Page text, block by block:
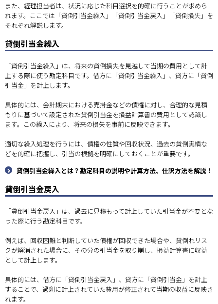
また、経理担当者は、状況に応じた科目選択を的確に行うことが求めら
れます。ここでは「貸倒引当金繰入」「貸倒引当金戻入」「貸倒損失」を
それぞれ解説します。
貸倒引当金繰入
「貸倒引当金繰入」は、将来の貸倒損失を見越して当期の費用として計
上する際に使う勘定科目です。借方に「貸倒引当金繰入」、貸方に「貸倒
引当金」を計上します。
具体的には、会計期末における売掛金などの債権に対し、合理的な見積
もりに基づいて設定された貸倒引当金を損益計算書の費用として認識し
ます。この繰入により、将来の損失を事前に反映できます。
適切な繰入処理を行うには、債権の性質や回収状況、過去の貸倒実績な
どを的確に把握し、引当の根拠を明確にしておくことが重要です。
貸倒引当金繰入とは？勘定科目の説明や計算方法、仕訳方法を解説！
貸倒引当金戻入
「貸倒引当金戻入」は、過去に見積もって計上していた引当金が不要とな
った際に行う勘定科目です。
例えば、回収困難と判断していた債権が回収できた場合や、貸倒れリス
クが解消された場合に、その分の引当金を取り崩し、損益計算書に収益
として計上します。
具体的には、借方に「貸倒引当金戻入」、貸方に「貸倒引当金」を計上
することで、過剰に計上されていた費用が修正されて当期の収益に反映さ
れます。